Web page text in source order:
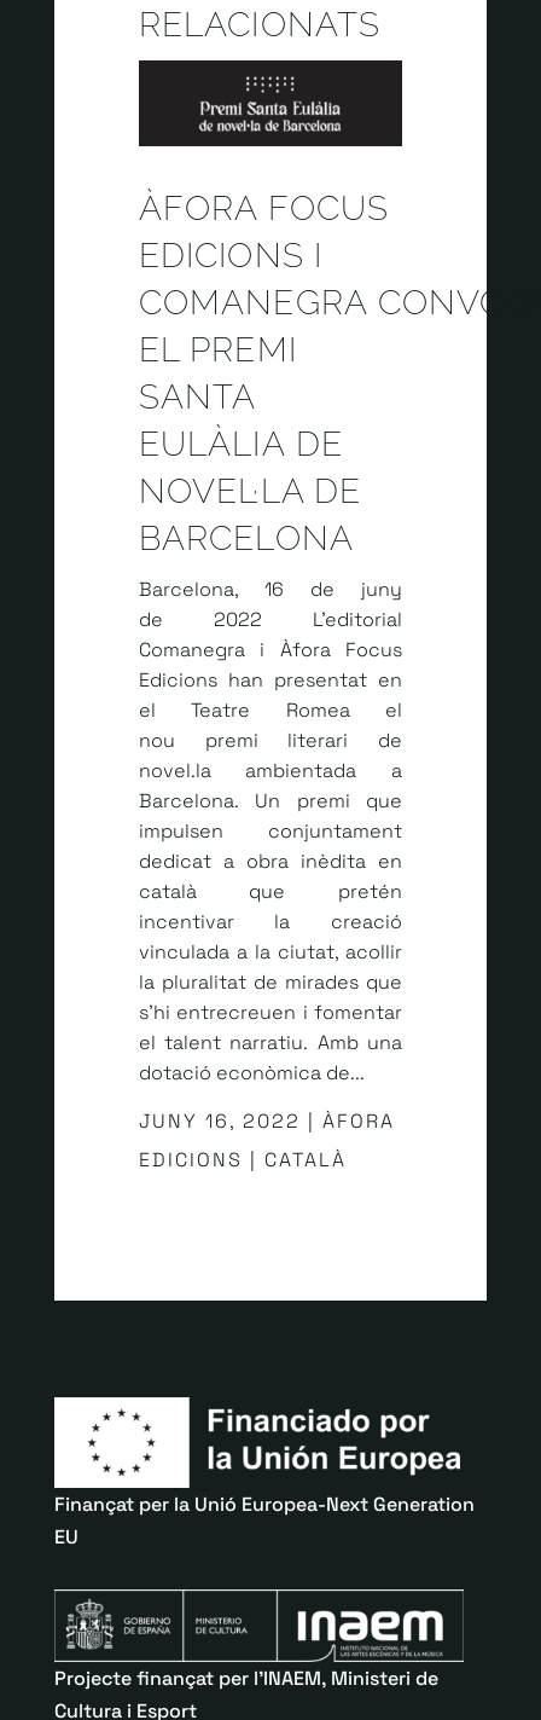
RELACIONATS
ÀFORA FOCUS
EDICIONS I
COMANEGRA
EL PREMI
SANTA
EULÀLIA DE
NOVEL·LA DE
BARCELONA
Barcelona, 16 de juny
de 2022 L’editorial
Comanegra i Àfora Focus
Edicions han presentat en
el Teatre Romea el
nou premi literari de
novel.la ambientada a
Barcelona. Un premi que
impulsen conjuntament
dedicat a obra inèdita en
català que pretén
incentivar la creació
vinculada a la ciutat, acollir
la pluralitat de mirades que
s’hi entrecreuen i fomentar
el talent narratiu. Amb una
dotació econòmica de...
JUNY 16, 2022 | ÀFORA
EDICIONS | CATALÀ
Finançat per la Unió Europea-Next Generation
EU
Projecte finançat per l’INAEM, Ministeri de
Cultura i Esport